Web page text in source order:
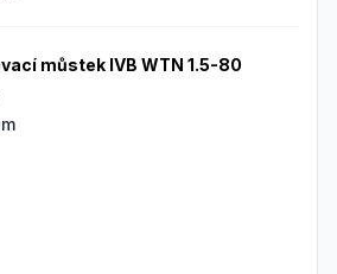
můstek IVB WTN 1.5-80